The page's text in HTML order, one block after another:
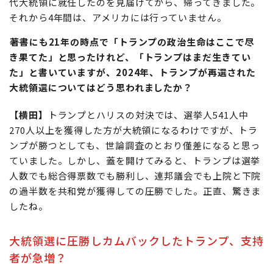
それから4年間は、アメリカには行っていません。
著書にも21年の時点で「トランプの政治生命はここで尽
き果てた」と思ったけれど、「トランプはまだ生きてい
た」と書いていますが、2024年、トランプが再選された
大統領選についてはどう思われましたか？
【横田】
トランプとハリスの対決では、選挙人541人中
270人以上を獲得した方が大統領になるわけですが、トラ
ンプが勝つとしても、世論調査のとおり僅差になると思っ
ていました。しかし、蓋を開けてみると、トランプは選挙
人数でも総合得票数でも勝利し、連邦議会でも上院と下院
の過半数を共和党が獲得しての圧勝でした。正直、驚きま
したね。
大統領選に圧勝しカムバックしたトランプ、支持
者が急増？